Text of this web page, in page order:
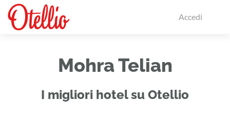
Accedi
Mohra Telian
I migliori hotel su Otellio